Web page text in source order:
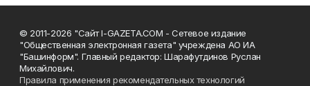
© 2011-2026 "Сайт I-GAZETA.COM - Сетевое издание
"Общественная электронная газета" учреждена АО ИА
"Башинформ". Главный редактор: Шарафутдинов Руслан
Михайлович.
Правила применения рекомендательных технологий